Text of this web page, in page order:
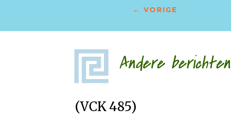
← VORIGE
Andere berichten
(VCK 485)